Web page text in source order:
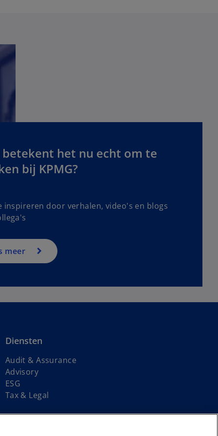
het nu echt om te
bij KPMG?
inspireren door verhalen, video's en blogs
meer
Diensten
Audit & Assurance
Advisory
ESG
Tax & Legal